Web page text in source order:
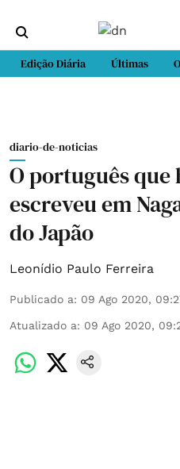
Edição Diária Últimas
diario-de-noticias
O português que
escreveu em
do Japão
Leonídio Paulo Ferreira
Publicado a: 09 Ago 2020,
Atualizado a: 09 Ago 2020,